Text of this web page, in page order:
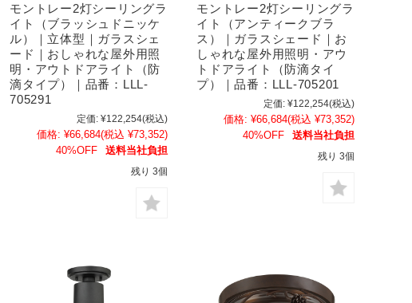
モントレー2灯シーリングラ
イト（ブラッシュドニッケ
ル）｜立体型｜ガラスシェ
ード｜おしゃれな屋外用照
明・アウトドアライト（防
滴タイプ）｜品番：LLL-
705291
定価: ¥122,254(税込)
価格: ¥66,684(税込 ¥73,352)
40%OFF
送料当社負担
残り 3個
モントレー2灯シーリングラ
イト（アンティークブラ
ス）｜ガラスシェード｜お
しゃれな屋外用照明・アウ
トドアライト（防滴タイ
プ）｜品番：LLL-705201
定価: ¥122,254(税込)
価格: ¥66,684(税込 ¥73,352)
40%OFF
送料当社負担
残り 3個